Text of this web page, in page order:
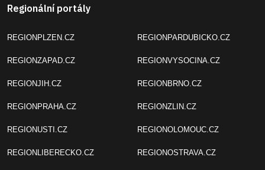
Regionální portály
REGIONPLZEN.CZ
REGIONZAPAD.CZ
REGIONJIH.CZ
REGIONPRAHA.CZ
REGIONUSTI.CZ
REGIONLIBERECKO.CZ
REGIONPARDUBICKO.CZ
REGIONVYSOCINA.CZ
REGIONBRNO.CZ
REGIONZLIN.CZ
REGIONOLOMOUC.CZ
REGIONOSTRAVA.CZ